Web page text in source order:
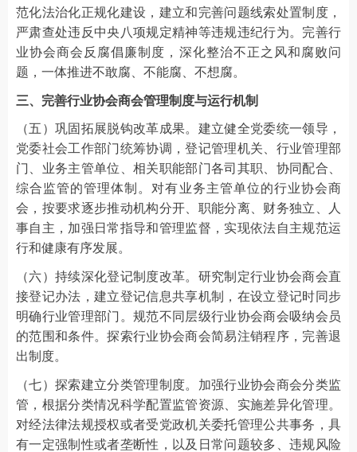
范化法治化正规化建设，建立和完善问题线索处置制度，
严肃查处违反中央八项规定精神等违规违纪行为。完善行
业协会商会反腐倡廉制度，深化整治不正之风和腐败问
题，一体推进不敢腐、不能腐、不想腐。
三、完善行业协会商会管理制度与运行机制
（五）巩固拓展脱钩改革成果。建立健全党委统一领导，
党委社会工作部门统筹协调，登记管理机关、行业管理部
门、业务主管单位、相关职能部门各司其职、协同配合、
综合监管的管理体制。对有业务主管单位的行业协会商
会，按要求逐步推动机构分开、职能分离、财务独立、人
事自主，加强日常指导和管理监督，实现依法自主规范运
行和健康有序发展。
（六）持续深化登记制度改革。研究制定行业协会商会直
接登记办法，建立登记信息共享机制，在设立登记时同步
明确行业管理部门。规范不同层级行业协会商会吸纳会员
的范围和条件。探索行业协会商会简易注销程序，完善退
出制度。
（七）探索建立分类管理制度。加强行业协会商会分类监
管，根据分类情况科学配置监管资源、实施差异化管理。
对经法律法规授权或者受党政机关委托管理公共事务，具
有一定强制性或者垄断性，以及日常问题较多、违规风险